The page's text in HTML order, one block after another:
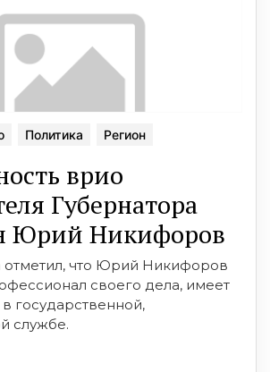
Политика Регион
врио
Губернатора
Юрий Никифоров
отметил, что Юрий Никифоров
своего дела, имеет
государственной,
службе.